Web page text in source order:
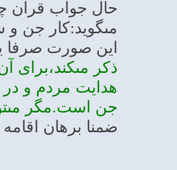
حال جواب قرآن
مى‏گوید:کار جن و
این صورت صرفا
ذکر مى‏کند،براى
هدایت مردم و در
جن است.مگر
ضمنا برهان